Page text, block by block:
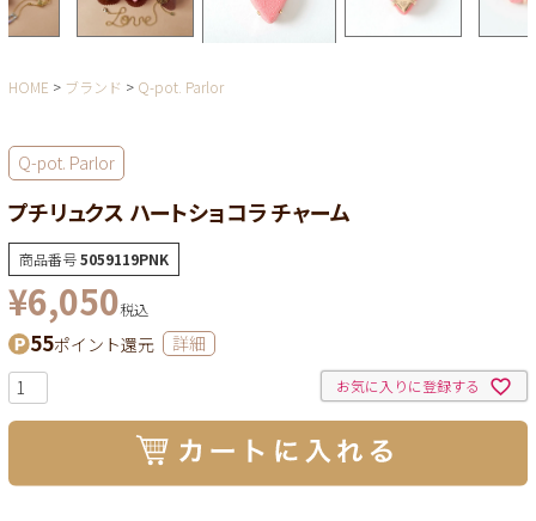
HOME ブランド Q-pot. Parlor
Q-pot. Parlor
プチリュクス ハートショコラ チャーム
商品番号5059119PNK
¥6,050税込
55ポイント還元 詳細
お気に入りに登録する